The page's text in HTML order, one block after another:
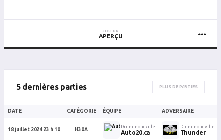
JOUEUR
APERÇU
5 dernières parties PLUS DE PARTIES
DATE CATÉGORIE ÉQUIPE ADVERSAIRE
18 juillet 2024 23 h 10 H30A
Drummondville
Auto20.ca
Drummondville
Thunder